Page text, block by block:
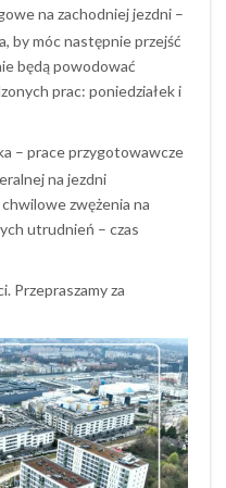
na zachodniej jezdni –
by móc następnie przejść
będą powodować
prac: poniedziałek i
– prace przygotowawcze
na jezdni
zwężenia na
utrudnień – czas
Przepraszamy za